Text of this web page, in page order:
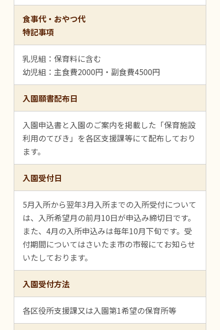
食事代・おやつ代
特記事項
乳児組：保育料に含む
幼児組：主食費2000円・副食費4500円
入園願書配布日
入園申込書と入園のご案内を掲載した「保育施設
利用のてびき」を各区支援課等にて配布しており
ます。
入園受付日
5月入所から翌年3月入所までの入所受付について
は、入所希望月の前月10日が申込み締切日です。
また、4月の入所申込みは毎年10月下旬です。受
付期間についてはさいたま市の市報にてお知らせ
いたしております。
入園受付方法
各区役所支援課又は入園第1希望の保育所等